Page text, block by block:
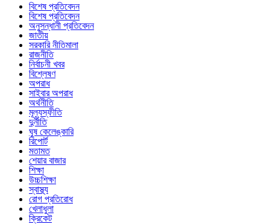
বিশেষ প্রতিবেদন
বিশেষ প্রতিবেদন
অনুসন্ধানী প্রতিবেদন
জাতীয়
সরকারি নীতিমালা
রাজনীতি
নির্বাচনী খবর
বিশ্লেষণ
অপরাধ
সাইবার অপরাধ
অর্থনীতি
মূল্যস্ফীতি
দুর্নীতি
ঘুষ কেলেঙ্কারি
রিপোর্ট
মতামত
শেয়ার বাজার
শিক্ষা
উচ্চশিক্ষা
স্বাস্থ্য
রোগ প্রতিরোধ
খেলাধুলা
ক্রিকেট